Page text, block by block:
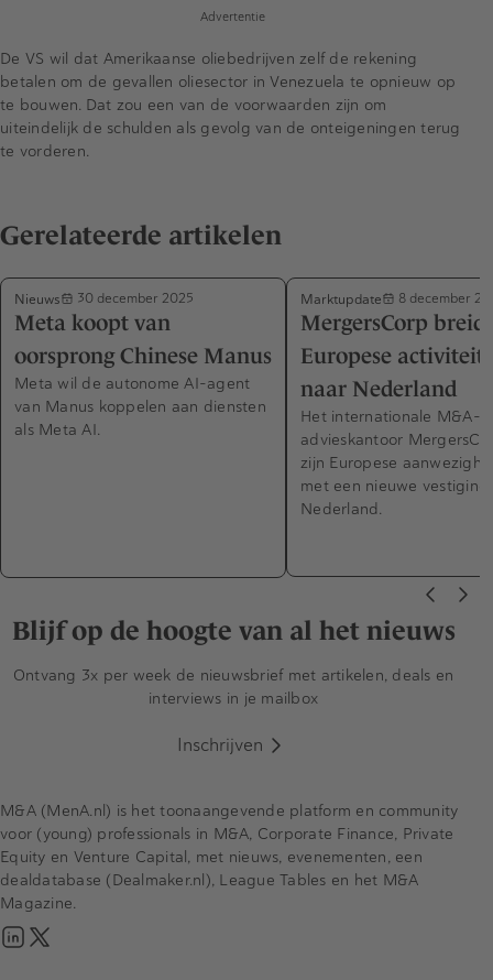
Advertentie
De VS wil dat Amerikaanse oliebedrijven zelf de rekening
betalen om de gevallen oliesector in Venezuela te opnieuw op
te bouwen. Dat zou een van de voorwaarden zijn om
uiteindelijk de schulden als gevolg van de onteigeningen terug
te vorderen.
Gerelateerde artikelen
Nieuws 30 december 2025
Meta koopt van
oorsprong Chinese Manus
Meta wil de autonome AI-agent
van Manus koppelen aan diensten
als Meta AI.
Marktupdate 8 december
MergersCorp breidt
Europese
naar Nederland
Het internationale M&A-
advieskantoor
zijn Europese
met een nieuwe vestiging
Nederland.
Blijf op de hoogte van al het nieuws
Ontvang 3x per week de nieuwsbrief met artikelen, deals en
interviews in je mailbox
Inschrijven
M&A (MenA.nl) is het toonaangevende platform en community
voor (young) professionals in M&A, Corporate Finance, Private
Equity en Venture Capital, met nieuws, evenementen, een
dealdatabase (Dealmaker.nl), League Tables en het M&A
Magazine.